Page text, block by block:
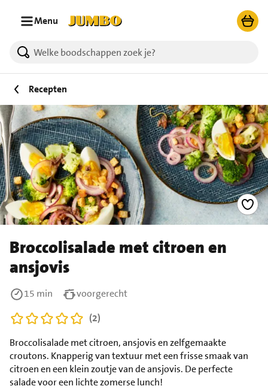
Menu
Recepten
Broccolisalade met citroen en
ansjovis
Broccolisalade met citroen, ansjovis en zelfgemaakte
croutons. Knapperig van textuur met een frisse smaak van
citroen en een klein zoutje van de ansjovis. De perfecte
salade voor een lichte zomerse lunch!
15 min
voorgerecht
(2)